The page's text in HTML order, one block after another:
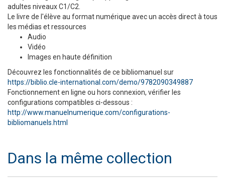
adultes niveaux C1/C2.
Le livre de l'élève au format numérique avec un accès direct à tous
les médias et ressources
Audio
Vidéo
Images en haute définition
Découvrez les fonctionnalités de ce bibliomanuel sur
https://biblio.cle-international.com/demo/9782090349887
Fonctionnement en ligne ou hors connexion, vérifier les
configurations compatibles ci-dessous :
http://www.manuelnumerique.com/configurations-
bibliomanuels.html
Dans la même collection